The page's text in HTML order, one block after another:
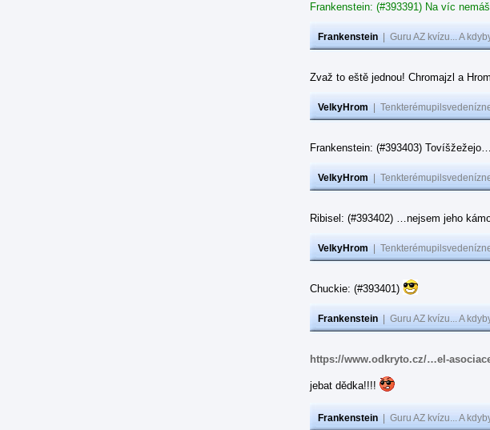
Frankenstein: (#393391) Na víc
Frankenstein Guru AZ kvízu... A
Zvaž to eště jednou! Chromajzl a
VelkyHrom
Frankenstein: (#393403) Tovíšžežejo…
VelkyHrom
Ribisel: (#393402) …nejsem jeho
VelkyHrom
Chuckie: (#393401)
Frankenstein Guru AZ kvízu... A
https://www.odkryto.cz/…el-
jebat dědka!!!!
Frankenstein Guru AZ kvízu... A